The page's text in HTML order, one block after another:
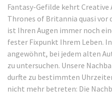
Fantasy-Gefilde kehrt Creative
Thrones of Britannia quasi vor
ist Ihren Augen immer noch
fester Fixpunkt Ihrem Leben.
angewöhnt, bei jedem alten
zu untersuchen. Unsere
durfte zu bestimmten
nicht mehr betreten: Die